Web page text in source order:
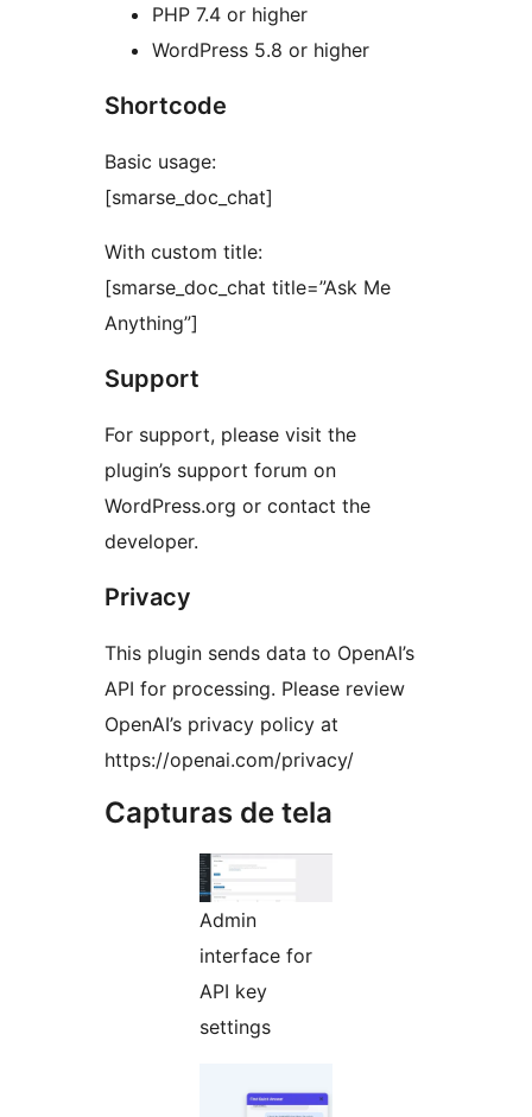
PHP 7.4 or higher
WordPress 5.8 or higher
Shortcode
Basic usage:
[smarse_doc_chat]
With custom title:
[smarse_doc_chat title=”Ask Me
Anything”]
Support
For support, please visit the
plugin’s support forum on
WordPress.org or contact the
developer.
Privacy
This plugin sends data to OpenAI’s
API for processing. Please review
OpenAI’s privacy policy at
https://openai.com/privacy/
Capturas de tela
Admin
interface for
API key
settings